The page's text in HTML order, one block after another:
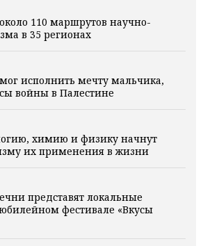
110 маршрутов научно-
в 35 регионах
исполнить мечту мальчика,
войны в Палестине
химию и физику начнут
их применения в жизни
представят локальные
фестивале «Вкусы